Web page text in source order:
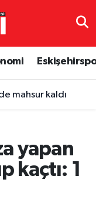
mahsur kaldı
yapan
kaçtı: 1
ve Fikstür